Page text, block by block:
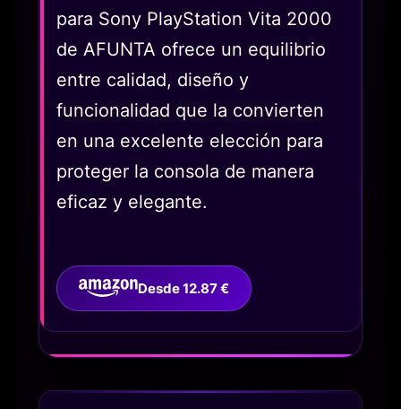
para Sony PlayStation Vita 2000
de AFUNTA ofrece un equilibrio
entre calidad, diseño y
funcionalidad que la convierten
en una excelente elección para
proteger la consola de manera
eficaz y elegante.
Desde 12.87 €